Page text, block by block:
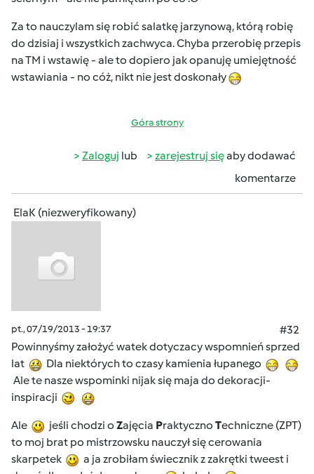
Za to nauczylam się robić salatkę jarzynową, którą robię
do dzisiaj i wszystkich zachwyca. Chyba przerobię przepis
na TM i wstawię - ale to dopiero jak opanuję umiejętność
wstawiania - no cóż, nikt nie jest doskonały
Góra strony
Zaloguj lub zarejestruj sięaby dodawać
komentarze
ElaK (niezweryfikowany)
pt., 07/19/2013 - 19:37
#32
Powinnyśmy założyć watek dotyczacy wspomnień sprzed
lat
Dla niektórych to czasy kamienia łupanego
Ale te nasze wspominki nijak się maja do dekoracji-
inspiracji
Ale jeśli chodzi o Zajęcia Praktyczno Techniczne (ZPT)
to moj brat po mistrzowsku nauczył się cerowania
skarpetek
a ja zrobiłam świecznik z zakrętki tweest i